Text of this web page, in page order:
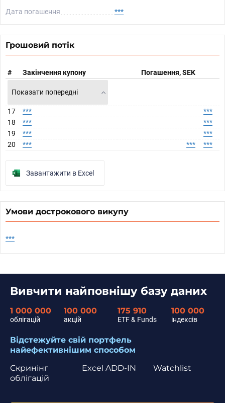
Дата погашення
***
Грошовий потік
# Закінчення купону Погашення, SEK
Показати попередні
17 ***
***
18
***
***
19
***
***
20
*** *** ***
Завантажити в Excel
Умови дострокового викупу
***
Вивчити найповнішу базу даних
1 000 000
облігацій
100 000
акцій
175 910
ETF & Funds
100 000
індексів
Відстежуйте свій портфель
найефективнішим способом
Скринінг
облігацій
Watchlist
Excel ADD-IN